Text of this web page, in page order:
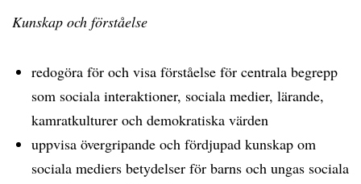
Kunskap och förståelse
redogöra för och visa förståelse för centrala begrepp
som sociala interaktioner, sociala medier, lärande,
kamratkulturer och demokratiska värden
uppvisa övergripande och fördjupad kunskap om
sociala mediers betydelser för barns och ungas sociala